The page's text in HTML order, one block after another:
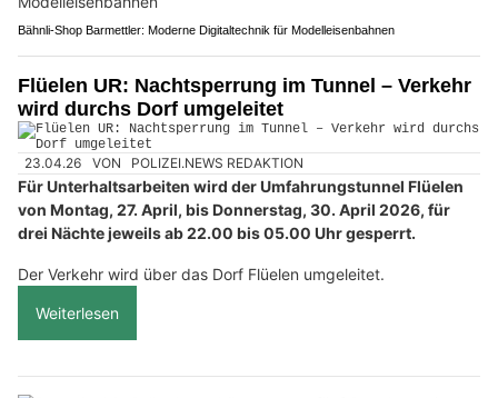
Bähnli-Shop Barmettler: Moderne Digitaltechnik für Modelleisenbahnen
Flüelen UR: Nachtsperrung im Tunnel – Verkehr
wird durchs Dorf umgeleitet
23.04.26 VON POLIZEI.NEWS REDAKTION
Für Unterhaltsarbeiten wird der Umfahrungstunnel Flüelen
von Montag, 27. April, bis Donnerstag, 30. April 2026, für
drei Nächte jeweils ab 22.00 bis 05.00 Uhr gesperrt.
Der Verkehr wird über das Dorf Flüelen umgeleitet.
Weiterlesen